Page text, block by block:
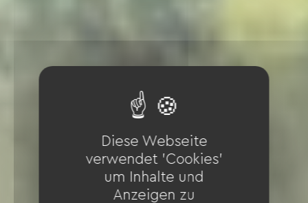
Diese Webseite
verwendet 'Cookies'
um Inhalte und
Anzeigen zu